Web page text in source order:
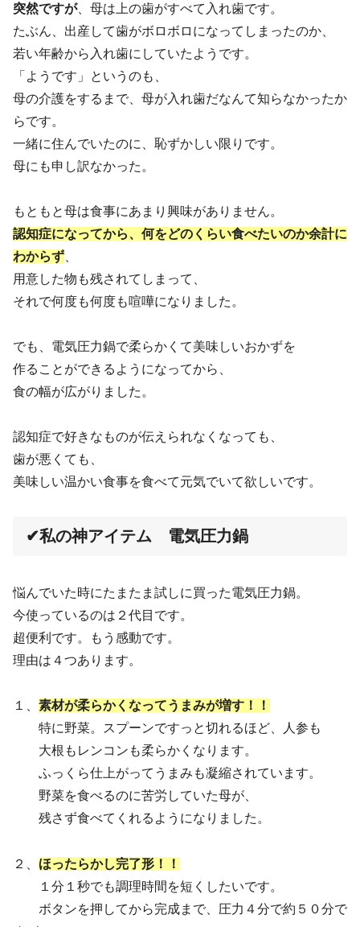
突然ですが、母は上の歯がすべて入れ歯です。
たぶん、出産して歯がボロボロになってしまったのか、
若い年齢から入れ歯にしていたようです。
「ようです」というのも、
母の介護をするまで、母が入れ歯だなんて知らなかったか
らです。
一緒に住んでいたのに、恥ずかしい限りです。
母にも申し訳なかった。
もともと母は食事にあまり興味がありません。
認知症になってから、何をどのくらい食べたいのか余計に
わからず
用意した物も残されてしまって、
それで何度も何度も喧嘩になりました。
でも、電気圧力鍋で柔らかくて美味しいおかずを
作ることができるようになってから、
食の幅が広がりました。
認知症で好きなものが伝えられなくなっても、
歯が悪くても、
美味しい温かい食事を食べて元気でいて欲しいです。
✔私の神アイテム 電気圧力鍋
悩んでいた時にたまたま試しに買った電気圧力鍋。
今使っているのは２代目です。
超便利です。もう感動です。
理由は４つあります。
１、 素材が柔らかくなってうまみが増す！！
特に野菜。スプーンですっと切れるほど、人参も
大根もレンコンも柔らかくなります。
ふっくら仕上がってうまみも凝縮されています。
野菜を食べるのに苦労していた母が、
残さず食べてくれるようになりました。
２、 ほったらかし完了形！！
１分１秒でも調理時間を短くしたいです。
ボタンを押してから完成まで、圧力４分で約５０分で